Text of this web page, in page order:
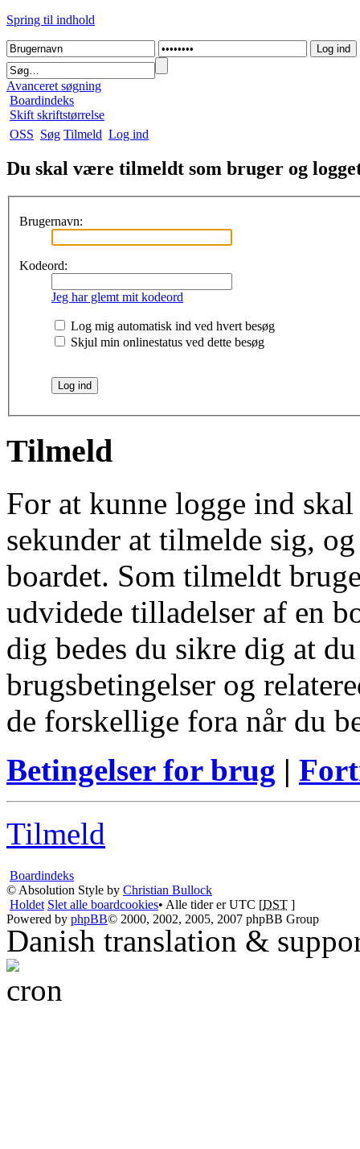
Spring til indhold
Avanceret søgning
Boardindeks
Skift skriftstørrelse
OSS Søg Tilmeld Log ind
Du skal være tilmeldt som bruger og
Brugernavn:
Kodeord:
Jeg har glemt mit kodeord
Log mig automatisk ind ved hvert besøg
Skjul min onlinestatus ved dette besøg
Tilmeld
For at kunne logge ind
sekunder at tilmelde sig,
boardet. Som tilmeldt
udvidede tilladelser af en
dig bedes du sikre dig at
brugsbetingelser og
de forskellige fora når du
Betingelser for brug |
Tilmeld
Boardindeks
© Absolution Style by Christian Bullock
Holdet Slet alle boardcookies• Alle tider er UTC [DST ]
Powered by phpBB© 2000, 2002, 2005, 2007 phpBB Group
Danish translation &